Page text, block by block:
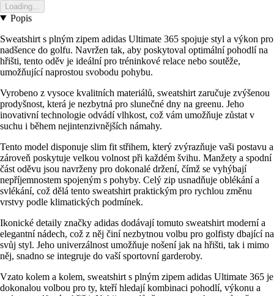
Loading...
Popis
Sweatshirt s plným zipem adidas Ultimate 365 spojuje styl a výkon pro
nadšence do golfu. Navržen tak, aby poskytoval optimální pohodlí na
hřišti, tento oděv je ideální pro tréninkové relace nebo soutěže,
umožňující naprostou svobodu pohybu.
Vyrobeno z vysoce kvalitních materiálů, sweatshirt zaručuje zvýšenou
prodyšnost, která je nezbytná pro slunečné dny na greenu. Jeho
inovativní technologie odvádí vlhkost, což vám umožňuje zůstat v
suchu i během nejintenzivnějších námahy.
Tento model disponuje slim fit střihem, který zvýrazňuje vaši postavu a
zároveň poskytuje velkou volnost při každém švihu. Manžety a spodní
část oděvu jsou navrženy pro dokonalé držení, čímž se vyhýbají
nepříjemnostem spojeným s pohyby. Celý zip usnadňuje oblékání a
svlékání, což dělá tento sweatshirt praktickým pro rychlou změnu
vrstvy podle klimatických podmínek.
Ikonické detaily značky adidas dodávají tomuto sweatshirt moderní a
elegantní nádech, což z něj činí nezbytnou volbu pro golfisty dbající na
svůj styl. Jeho univerzálnost umožňuje nošení jak na hřišti, tak i mimo
něj, snadno se integruje do vaší sportovní garderoby.
Vzato kolem a kolem, sweatshirt s plným zipem adidas Ultimate 365 je
dokonalou volbou pro ty, kteří hledají kombinaci pohodlí, výkonu a